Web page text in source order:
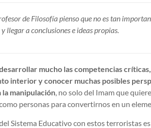
de Filosofía pienso que no es tan
llegar a conclusiones e ideas propias.
mucho las competencias
interior y conocer muchas posibles
la manipulación, no solo del Imam que
personas para convertirnos en un
Sistema Educativo con estos terroristas